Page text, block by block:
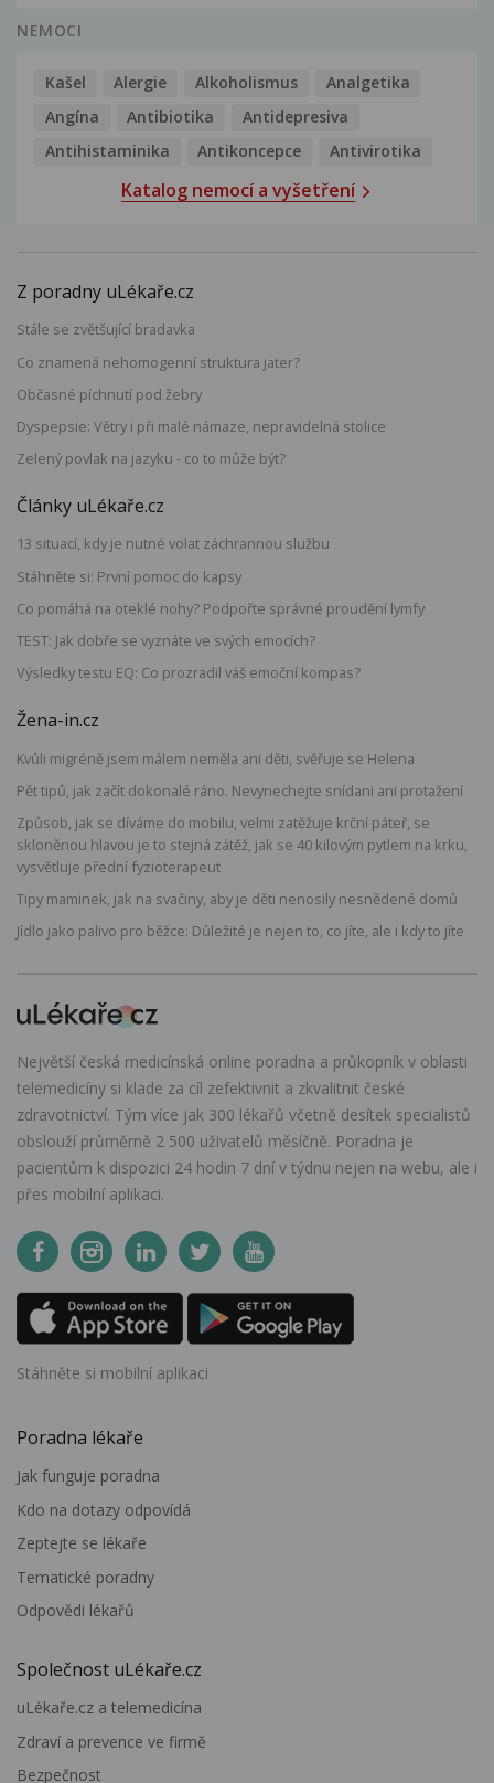
NEMOCI
Kašel Alergie Alkoholismus
Analgetika
Angína
Antibiotika
Antidepresiva
Antihistaminika
Antikoncepce Antivirotika
Katalog nemocí a vyšetření
Z poradny uLékaře.cz
Stále se zvětšující bradavka
Co znamená nehomogenní struktura jater?
Občasné píchnutí pod žebry
Dyspepsie: Větry i při malé námaze, nepravidelná stolice
Zelený povlak na jazyku - co to může být?
Články uLékaře.cz
13 situací, kdy je nutné volat záchrannou službu
Stáhněte si: První pomoc do kapsy
Co pomáhá na oteklé nohy? Podpořte správné proudění lymfy
TEST: Jak dobře se vyznáte ve svých emocích?
Výsledky testu EQ: Co prozradil váš emoční kompas?
Žena-in.cz
Kvůli migréně jsem málem neměla ani děti, svěřuje se Helena
Pět tipů, jak začít dokonalé ráno. Nevynechejte snídani ani protažení
Způsob, jak se díváme do mobilu, velmi zatěžuje krční páteř, se
skloněnou hlavou je to stejná zátěž, jak se 40 kilovým pytlem na krku,
vysvětluje přední fyzioterapeut
Tipy maminek, jak na svačiny, aby je děti nenosily nesnědené domů
Jídlo jako palivo pro běžce: Důležité je nejen to, co jíte, ale i kdy to jíte
Největší česká medicínská online poradna a průkopník v oblasti
telemedicíny si klade za cíl zefektivnit a zkvalitnit české
zdravotnictví. Tým více jak 300 lékařů včetně desítek specialistů
obslouží průměrně 2 500 uživatelů měsíčně. Poradna je
pacientům k dispozici 24 hodin 7 dní v týdnu nejen na webu, ale i
přes mobilní aplikaci.
Stáhněte si mobilní aplikaci
Poradna lékaře
Jak funguje poradna
Kdo na dotazy odpovídá
Zeptejte se lékaře
Tematické poradny
Odpovědi lékařů
Společnost uLékaře.cz
uLékaře.cz a telemedicína
Zdraví a prevence ve firmě
Bezpečnost